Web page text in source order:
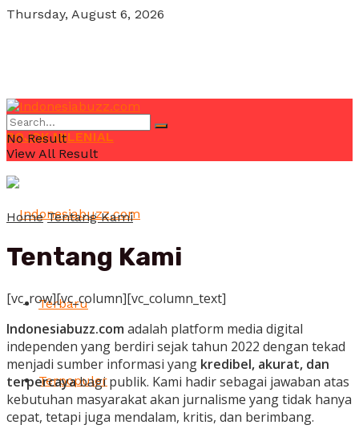
Thursday, August 6, 2026
POJOK MILENIAL
Terbaru
Terpopuler
No Result
View All Result
Home Tentang Kami
Tentang Kami
[vc_row][vc_column][vc_column_text]
Indonesiabuzz.com adalah platform media digital
independen yang berdiri sejak tahun 2022 dengan tekad
menjadi sumber informasi yang kredibel, akurat, dan
terpercayabagi publik. Kami hadir sebagai jawaban atas
kebutuhan masyarakat akan jurnalisme yang tidak hanya
cepat, tetapi juga mendalam, kritis, dan berimbang.